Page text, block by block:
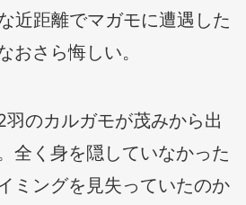
近距離でマガモに遭遇した
おさら悔しい。
のカルガモが茂みから出
全く身を隠していなかった
ミングを見失っていたのか